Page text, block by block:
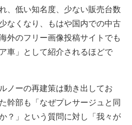
、低い知名度、少ない販売台数
なくなり、もはや国内での中古
外のフリー画像投稿サイトでも
車」として紹介されるほどで
ノーの再建策は動き出してお
幹部も「なぜプレサージュと同
？」という質問に対し「我々が